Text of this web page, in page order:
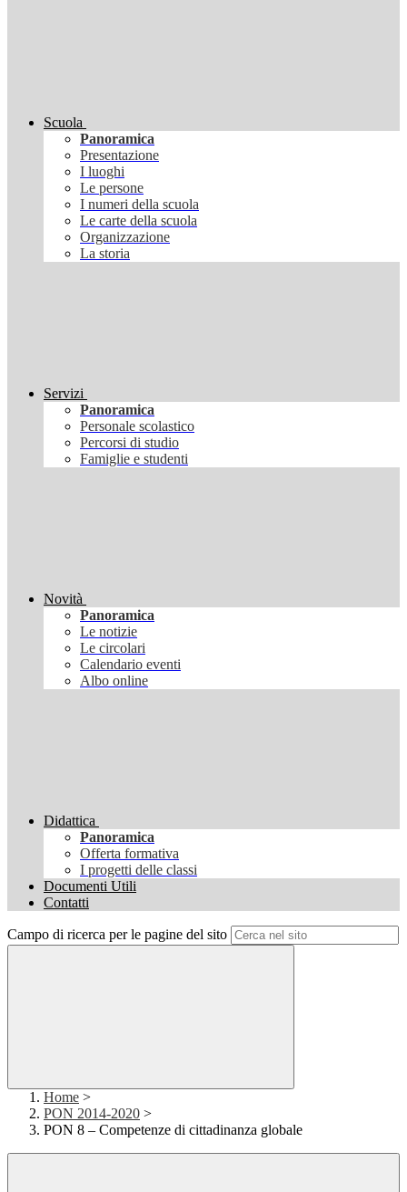
Scuola
Panoramica
Presentazione
I luoghi
Le persone
I numeri della scuola
Le carte della scuola
Organizzazione
La storia
Servizi
Panoramica
Personale scolastico
Percorsi di studio
Famiglie e studenti
Novità
Panoramica
Le notizie
Le circolari
Calendario eventi
Albo online
Didattica
Panoramica
Offerta formativa
I progetti delle classi
Documenti Utili
Contatti
Campo di ricerca per le pagine del sito
Home >
PON 2014-2020 >
PON 8 – Competenze di cittadinanza globale